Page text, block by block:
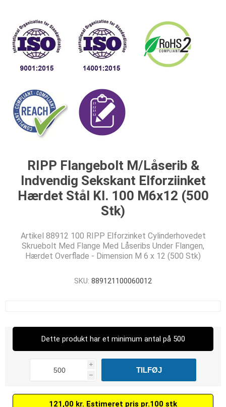
RIPP Flangebolt M/Låserib &
Indvendig Sekskant Elforziinket
Hærdet Stål Kl. 100 M6x12 (500
Stk)
Artikel 88912 100 RIPP Elforzinket Cylinderhovedet
Skruebolt Med Flange Med Låseribs Under Flangen,
Hærdet Overflade - Dimension M 6 x 12 (500 Stk)
SKU: 889121100060012
Dette produkt har et minimum antal på 500
i
h
121,00 kr. Estimeret pris pr.100 stk